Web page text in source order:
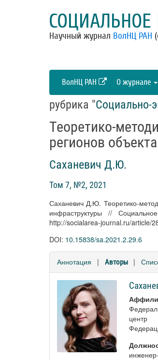
СОЦИАЛЬНОЕ
Научный журнал ВолНЦ РАН
ВолНЦ РАН О журнале
рубрика "Социально-
Теоретико-
регионов
Саханевич Д.Ю.
Том 7, №2, 2021
Саханевич Д.Ю. Теоретико-
инфраструктуры //
http://socialarea-journal.ru/article/
DOI: 10.15838/sa.2021.2.29.6
Аннотация | Авторы |
центр